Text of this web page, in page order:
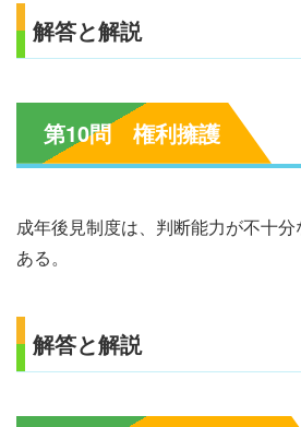
解答と解説
第10問 権利擁護
成年後見制度は、判断能力が不十
ある。
解答と解説